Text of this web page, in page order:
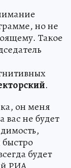
но не
Такое
.
он меня
вас не будет
будет